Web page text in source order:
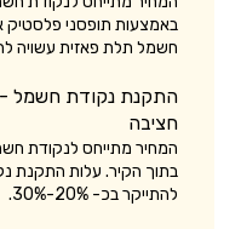
באמצעות תופסני פלסטיק
חשמל תלת פאזית עשויה
התקנת נקודת חשמל -
חציבה
בתוך הקיר. עלות התקנת
להתייקר בכ- 20%-30%.